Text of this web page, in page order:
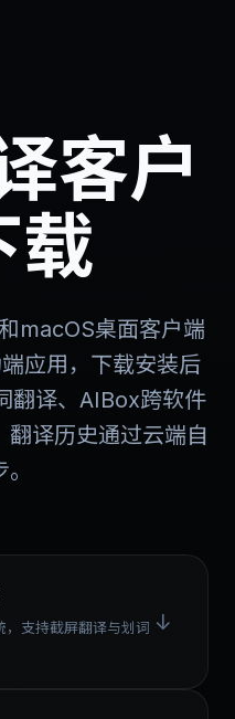
客户
载
macOS桌面客户端
应用，下载安装后
翻译、AIBox跨软件
翻译历史通过云端自
，支持截屏翻译与划词 ↓